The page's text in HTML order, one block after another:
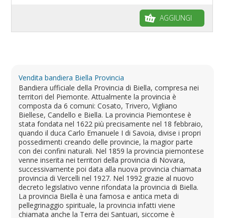
AGGIUNGI
Vendita bandiera Biella Provincia
Bandiera ufficiale della Provincia di Biella, compresa nei
territori del Piemonte. Attualmente la provincia è
composta da 6 comuni: Cosato, Trivero, Vigliano
Biellese, Candello e Biella. La provincia Piemontese è
stata fondata nel 1622 più precisamente nel 18 febbraio,
quando il duca Carlo Emanuele I di Savoia, divise i propri
possedimenti creando delle provincie, la magior parte
con dei confini naturali. Nel 1859 la provincia piemontese
venne inserita nei territori della provincia di Novara,
successivamente poi data alla nuova provincia chiamata
provincia di Vercelli nel 1927. Nel 1992 grazie al nuovo
decreto legislativo venne rifondata la provincia di Biella.
La provincia Biella è una famosa e antica meta di
pellegrinaggio spirituale, la provincia infatti viene
chiamata anche la Terra dei Santuari, siccome è